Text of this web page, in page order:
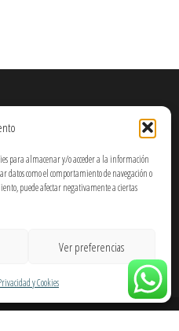
para almacenar y/o acceder a la información
datos como el comportamiento de navegación o
puede afectar negativamente a ciertas
Ver preferencias
y Cookies